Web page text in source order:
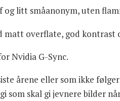
og litt småanonym, uten
overflate, god kontrast
Nvidia G-Sync.
årene eller som ikke
skal gi jevnere bilder